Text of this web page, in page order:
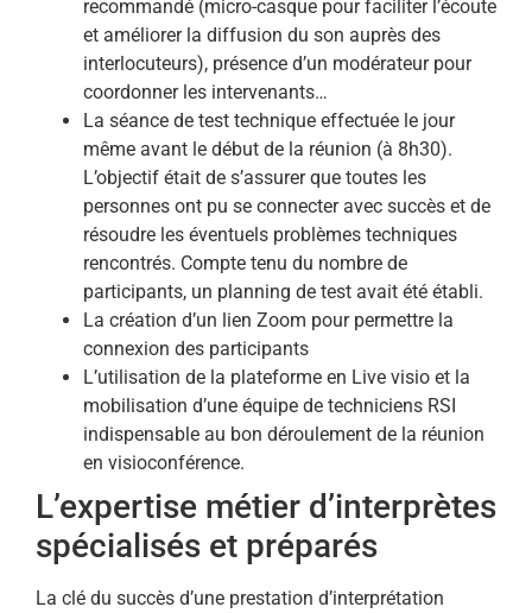
recommandé (micro-casque pour faciliter l’écoute
et améliorer la diffusion du son auprès des
interlocuteurs), présence d’un modérateur pour
coordonner les intervenants…
La séance de test technique effectuée le jour
même avant le début de la réunion (à 8h30).
L’objectif était de s’assurer que toutes les
personnes ont pu se connecter avec succès et de
résoudre les éventuels problèmes techniques
rencontrés. Compte tenu du nombre de
participants, un planning de test avait été établi.
La création d’un lien Zoom pour permettre la
connexion des participants
L’utilisation de la plateforme en Live visio et la
mobilisation d’une équipe de techniciens RSI
indispensable au bon déroulement de la réunion
en visioconférence.
L’expertise métier d’interprètes
spécialisés et préparés
La clé du succès d’une prestation d’interprétation